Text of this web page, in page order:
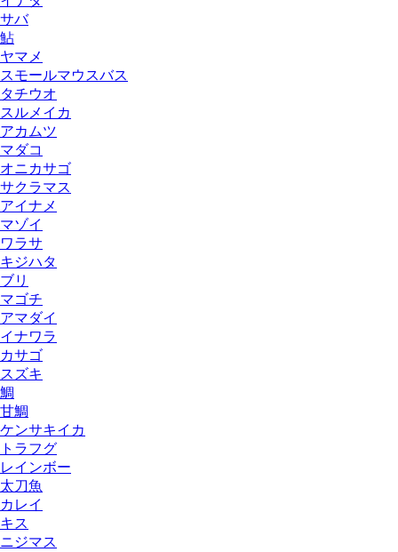
サバ
鮎
ヤマメ
スモールマウスバス
タチウオ
スルメイカ
アカムツ
マダコ
オニカサゴ
サクラマス
アイナメ
マゾイ
ワラサ
キジハタ
ブリ
マゴチ
アマダイ
イナワラ
カサゴ
スズキ
鯛
甘鯛
ケンサキイカ
トラフグ
レインボー
太刀魚
カレイ
キス
ニジマス